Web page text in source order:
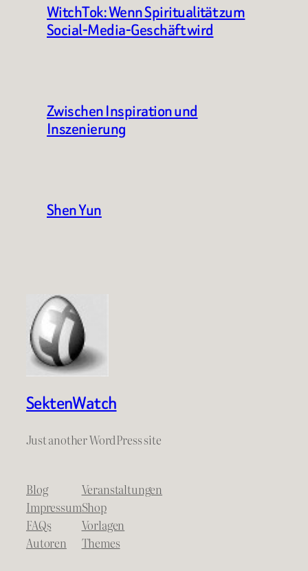
WitchTok: Wenn Spiritualität zum
Social-Media-Geschäft wird
Zwischen Inspiration und
Inszenierung
Shen Yun
SektenWatch
Just another WordPress site
Blog
Impressum
FAQs
Autoren
Veranstaltungen
Shop
Vorlagen
Themes